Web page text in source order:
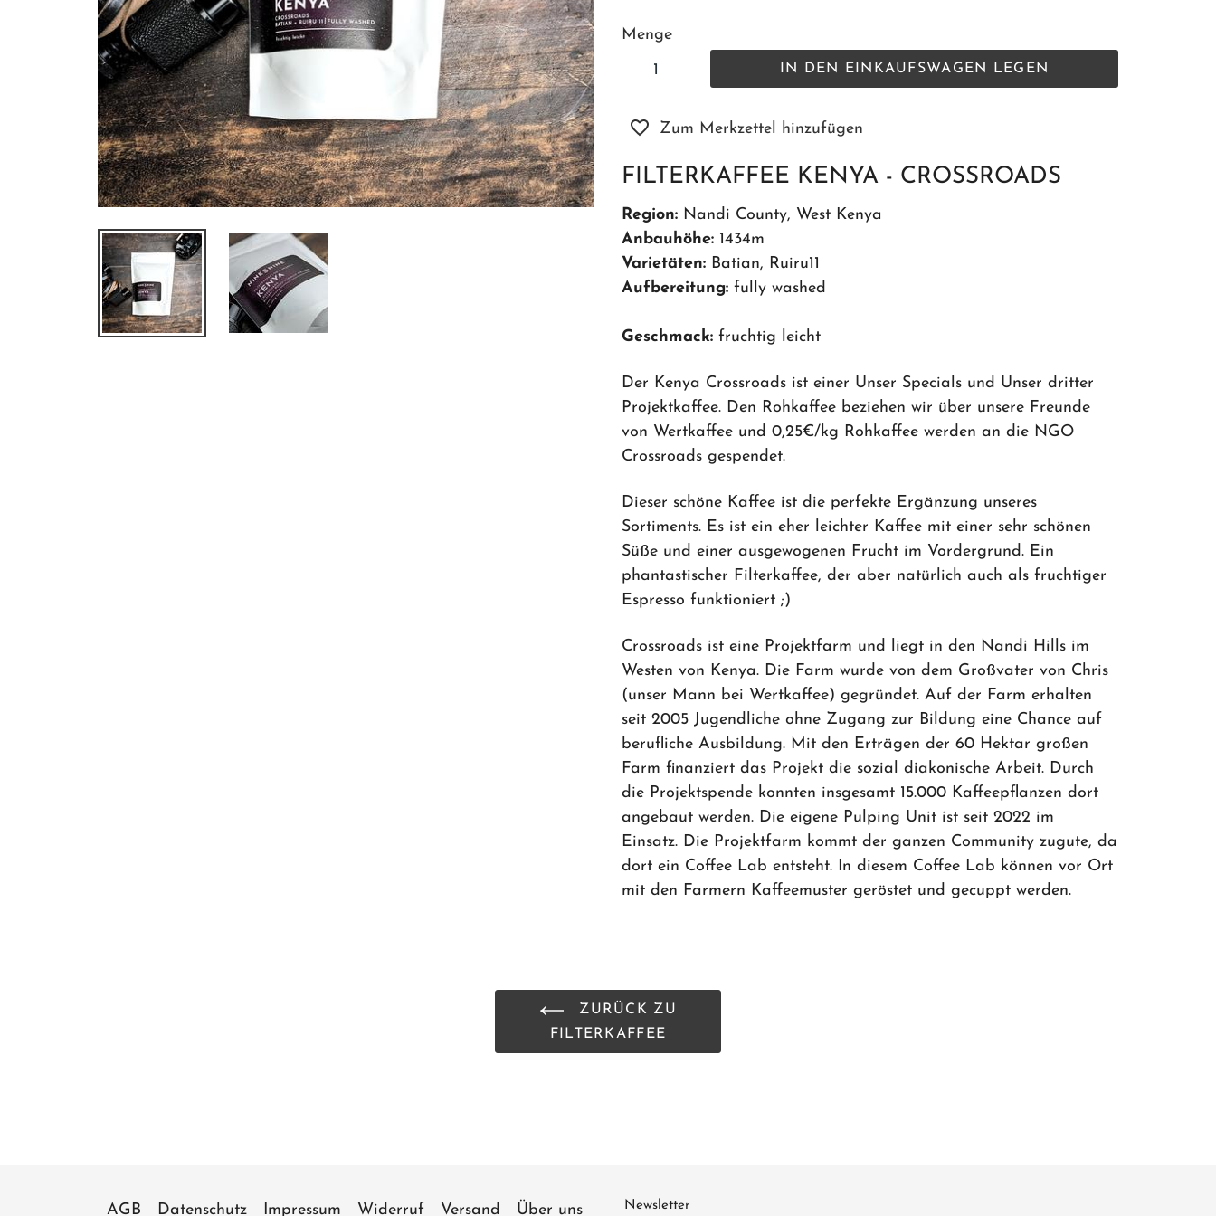
Menge
IN DEN EINKAUFSWAGEN LEGEN
Zum Merkzettel hinzufügen
FILTERKAFFEE KENYA - CROSSROADS
Region: Nandi County, West Kenya
Anbauhöhe: 1434m
Varietäten: Batian, Ruiru11
Aufbereitung: fully washed
Geschmack: fruchtig leicht
Der Kenya Crossroads ist einer Unser Specials und Unser dritter
Projektkaffee. Den Rohkaffee beziehen wir über unsere Freunde
von Wertkaffee und 0,25€/kg Rohkaffee werden an die NGO
Crossroads gespendet.
Dieser schöne Kaffee ist die perfekte Ergänzung unseres
Sortiments. Es ist ein eher leichter Kaffee mit einer sehr schönen
Süße und einer ausgewogenen Frucht im Vordergrund. Ein
phantastischer Filterkaffee, der aber natürlich auch als fruchtiger
Espresso funktioniert ;)
Crossroads ist eine Projektfarm und liegt in den Nandi Hills im
Westen von Kenya. Die Farm wurde von dem Großvater von Chris
(unser Mann bei Wertkaffee) gegründet. Auf der Farm erhalten
seit 2005 Jugendliche ohne Zugang zur Bildung eine Chance auf
berufliche Ausbildung. Mit den Erträgen der 60 Hektar großen
Farm finanziert das Projekt die sozial diakonische Arbeit. Durch
die Projektspende konnten insgesamt 15.000 Kaffeepflanzen dort
angebaut werden. Die eigene Pulping Unit ist seit 2022 im
Einsatz. Die Projektfarm kommt der ganzen Community zugute, da
dort ein Coffee Lab entsteht. In diesem Coffee Lab können vor Ort
mit den Farmern Kaffeemuster geröstet und gecuppt werden.
ZURÜCK ZU
FILTERKAFFEE
AGB Datenschutz Impressum Widerruf Versand Über uns Newsletter